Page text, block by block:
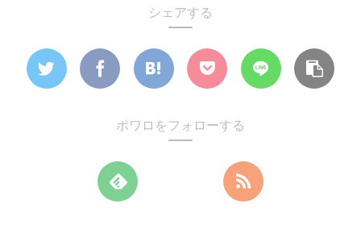
シェアする
ポワロをフォローする